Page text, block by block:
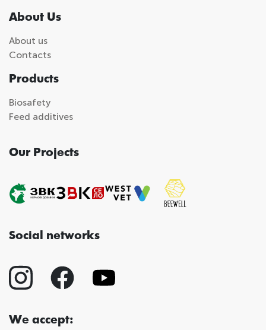
About Us
About us
Contacts
Products
Biosafety
Feed additives
Our Projects
Social networks
We accept: